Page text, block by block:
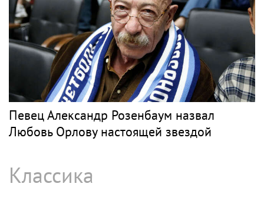
Певец Александр Розенбаум назвал
Любовь Орлову настоящей звездой
Классика